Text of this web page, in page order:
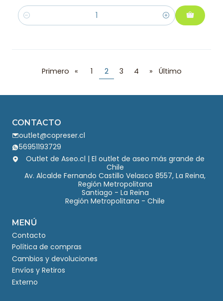
Cantidad
Primero « 1 2 3 4 » Último
CONTACTO
outlet@copreser.cl
56951193729
Outlet de Aseo.cl | El outlet de aseo más grande de
Chile
Av. Alcalde Fernando Castillo Velasco 8557, La Reina,
Región Metropolitana
Santiago - La Reina
Región Metropolitana - Chile
MENÚ
Contacto
Política de compras
Cambios y devoluciones
Envíos y Retiros
Externo